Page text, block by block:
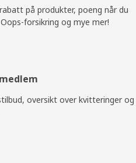
på produkter, poeng når du
forsikring og mye mer!
oversikt over kvitteringer og